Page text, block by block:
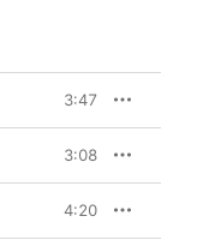
3:47
3:08
4:20